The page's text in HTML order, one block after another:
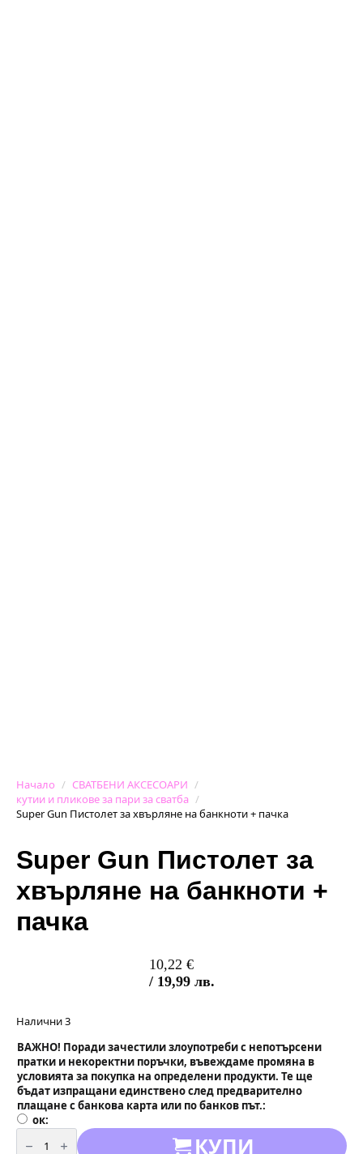
Начало
СВАТБЕНИ АКСЕСОАРИ
кутии и пликове за пари за сватба
Super Gun Пистолет за хвърляне на банкноти + пачка
Super Gun Пистолет за
хвърляне на банкноти +
пачка
10,22 €
/ 19,99 лв.
Налични 3
ВАЖНО! Поради зачестили злоупотреби с непотърсени
пратки и некоректни поръчки, въвеждаме промяна в
условията за покупка на определени продукти. Те ще
бъдат изпращани единствено след предварително
плащане с банкова карта или по банков път.
ок
количество
за КУПИ